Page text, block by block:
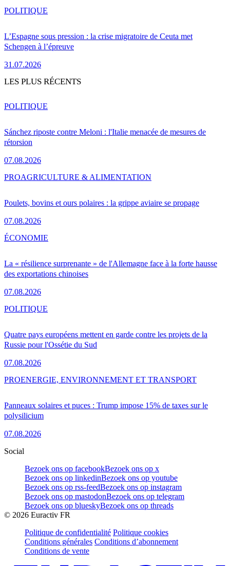
L’Espagne sous pression : la crise migratoire de Ceuta met
Schengen à l’épreuve
31.07.2026
POLITIQUE
LES PLUS RÉCENTS
Sánchez riposte contre Meloni : l'Italie menacée de mesures de
rétorsion
07.08.2026
POLITIQUE
Poulets, bovins et ours polaires : la grippe aviaire se propage
07.08.2026
PROAGRICULTURE & ALIMENTATION
La « résilience surprenante » de l'Allemagne face à la forte hausse
des exportations chinoises
07.08.2026
ÉCONOMIE
Quatre pays européens mettent en garde contre les projets de la
Russie pour l'Ossétie du Sud
07.08.2026
POLITIQUE
Panneaux solaires et puces : Trump impose 15% de taxes sur le
polysilicium
07.08.2026
PROENERGIE, ENVIRONNEMENT ET TRANSPORT
Social
Bezoek ons op facebookBezoek ons op x
Bezoek ons op linkedinBezoek ons op youtube
Bezoek ons op rss-feedBezoek ons op instagram
Bezoek ons op mastodonBezoek ons op telegram
Bezoek ons op blueskyBezoek ons op threads
© 2026 Euractiv FR
Politique de confidentialité Politique cookies
Conditions générales Conditions d’abonnement
Conditions de vente